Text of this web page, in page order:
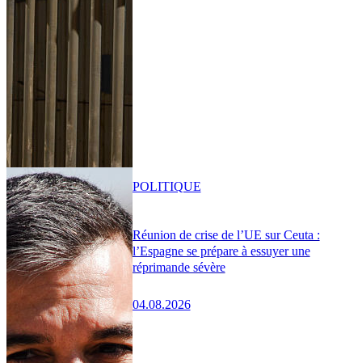
Réunion de crise de l’UE sur Ceuta :
l’Espagne se prépare à essuyer une
réprimande sévère
04.08.2026
POLITIQUE